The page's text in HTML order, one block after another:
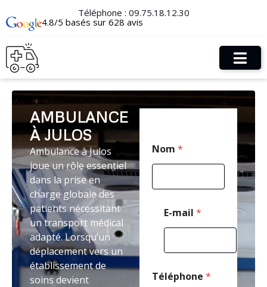
Téléphone : 09.75.18.12.30
4.8/5 basés sur 628 avis
AMBULANCE
À JULOS
Ambulance à Julos
joue un rôle essentiel
dans la prise en
charge globale des
patients nécessitant
un transport médical
adapté. Lorsqu’un
déplacement vers un
établissement de
soins devient
o
m
-
e
Nom *
E-mail *
Téléphone *